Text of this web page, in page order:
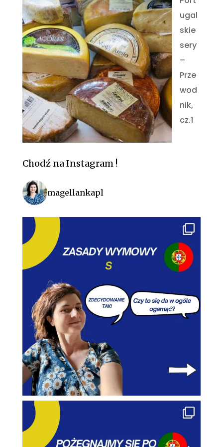
ugal
skie
sery
–
Prze
wod
nik,
cz.1
Chodź na Instagram !
magellankapl